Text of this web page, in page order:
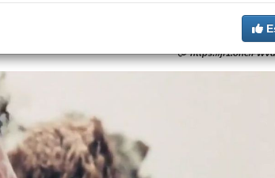
Meira, vítima de covid-19
https://jf1.one/